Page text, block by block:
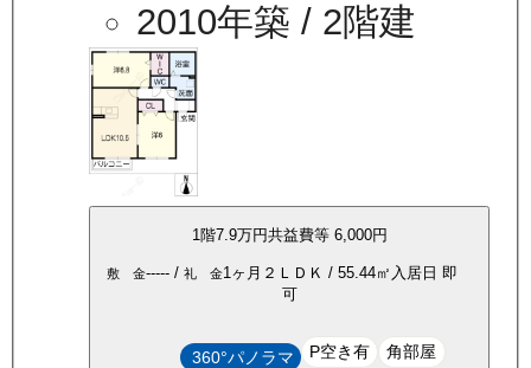
2010年築 / 2階建
1階7.9万円共益費等 6,000円
敷 金-----/ 礼 金1ヶ月 ２ＬＤＫ / 55.44㎡ 入居日 即
可
360°パノラマ P空き有 角部屋